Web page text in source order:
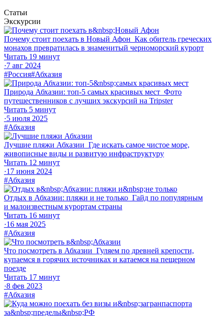
Статьи
Экскурсии
Почему стоит поехать в Новый Афон Как обитель греческих
монахов превратилась в знаменитый черноморский курорт
Читать 19 минут
·7 авг 2024
#Россия#Абхазия
Природа Абхазии: топ‑5 самых красивых мест Фото
путешественников с лучших экскурсий на Tripster
Читать 5 минут
·5 июля 2025
#Абхазия
Лучшие пляжи Абхазии Где искать самое чистое море,
живописные виды и развитую инфраструктуру
Читать 12 минут
·17 июня 2024
#Абхазия
Отдых в Абхазии: пляжи и не только Гайд по популярным
и малоизвестным курортам страны
Читать 16 минут
·16 мая 2025
#Абхазия
Что посмотреть в Абхазии Гуляем по древней крепости,
купаемся в горячих источниках и катаемся на пещерном
поезде
Читать 17 минут
·8 фев 2023
#Абхазия